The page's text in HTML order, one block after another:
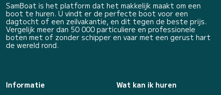
SamBoat is het platform dat het makkelijk maakt om een
boot te huren. U vindt er de perfecte boot voor een
dagtocht of een zeilvakantie, en dit tegen de beste prijs.
Vergelijk meer dan 50 000 particuliere en professionele
boten met of zonder schipper en vaar met een gerust hart
de wereld rond.
Informatie
Wat kan ik huren